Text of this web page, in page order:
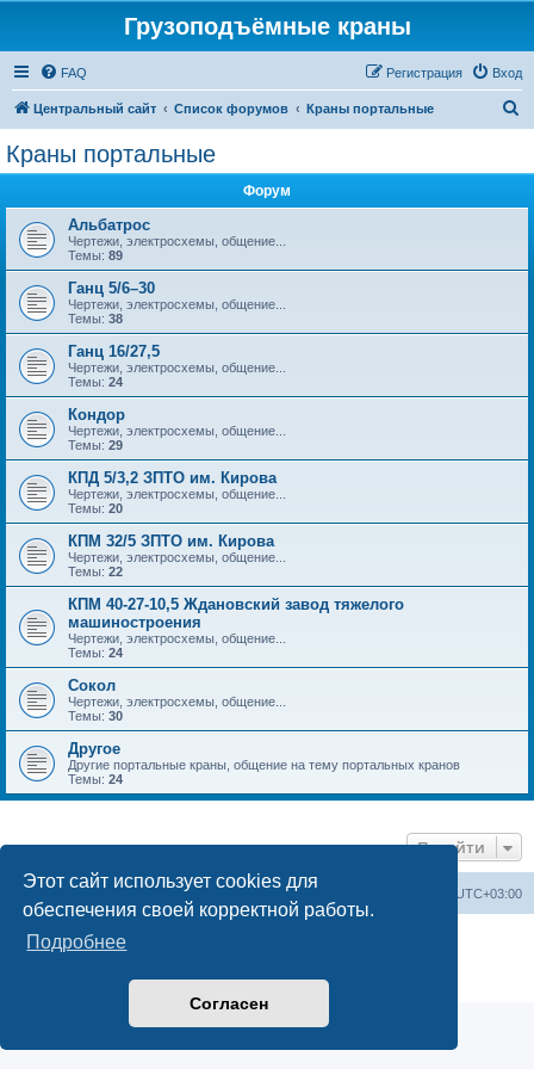
Этот сайт использует cookies для
обеспечения своей корректной работы.
Подробнее
Согласен
Грузоподъёмные краны
FAQ Вход
Регистрация
Центральный сайт Список форумов Краны портальные
Краны портальные
Форум
Альбатрос
Чертежи, электросхемы, общение...
Темы: 89
Ганц 5/6–30
Чертежи, электросхемы, общение...
Темы: 38
Ганц 16/27,5
Чертежи, электросхемы, общение...
Темы: 24
Кондор
Чертежи, электросхемы, общение...
Темы: 29
КПД 5/3,2 ЗПТО им. Кирова
Чертежи, электросхемы, общение...
Темы: 20
КПМ 32/5 ЗПТО им. Кирова
Чертежи, электросхемы, общение...
Темы: 22
КПМ 40-27-10,5 Ждановский завод тяжелого
машиностроения
Чертежи, электросхемы, общение...
Темы: 24
Сокол
Чертежи, электросхемы, общение...
Темы: 30
Другое
Другие портальные краны, общение на тему портальных кранов
Темы: 24
Перейти
Список форумов UTC+03:00
Создано на основе
Конфиденциальность|Правила